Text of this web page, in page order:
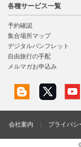
各種サービス一覧
予約確認
集合場所マップ
デジタルパンフレット
自由旅行の手配
メルマガお申込み
会社案内 | プライバシ